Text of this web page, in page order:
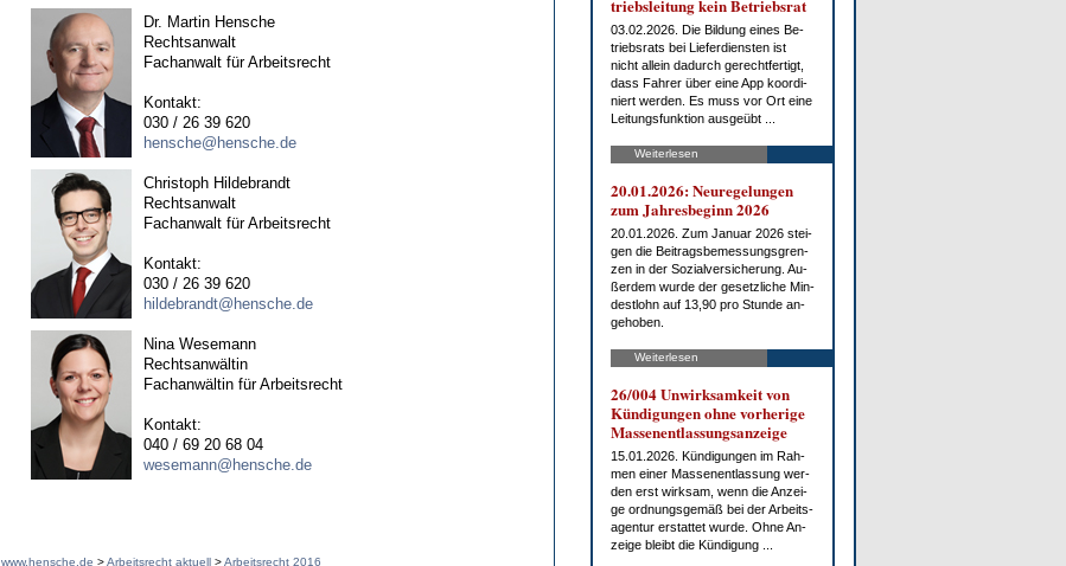
Dr. Martin Hensche
Rechtsanwalt
Fachanwalt für Arbeitsrecht
Kontakt:
030 / 26 39 620
hensche@hensche.de
Christoph Hildebrandt
Rechtsanwalt
Fachanwalt für Arbeitsrecht
Kontakt:
030 / 26 39 620
hildebrandt@hensche.de
Nina Wesemann
Rechtsanwältin
Fachanwältin für Arbeitsrecht
Kontakt:
040 / 69 20 68 04
wesemann@hensche.de
www.hensche.de >Arbeitsrecht aktuell >Arbeitsrecht 2016
triebs­lei­tung kein Be­triebs­rat
03.02.2026. Die Bil­dung ei­nes Be­
triebs­rats bei Lie­fer­diens­ten ist
nicht al­lein da­durch ge­recht­fer­tigt,
dass Fah­rer über ei­ne App ko­or­di­
niert wer­den. Es muss vor Ort ei­ne
Lei­tungs­funk­ti­on aus­ge­übt ...
Weiterlesen
20.01.2026: Neu­re­ge­lun­gen
zum Jah­res­be­ginn 2026
20.01.2026. Zum Ja­nu­ar 2026 stei­
gen die Bei­trags­be­mes­sungs­gren­
zen in der So­zi­al­ver­si­che­rung. Au­
ßer­dem wur­de der ge­setz­li­che Min­
dest­lohn auf 13,90 pro St­un­de an­
ge­ho­ben.
Weiterlesen
26/004 Un­wirk­sam­keit von
Kün­di­gun­gen oh­ne vor­he­ri­ge
Mas­sen­ent­las­sungs­an­zei­ge
15.01.2026. Kün­di­gun­gen im Rah­
men ei­ner Mas­sen­ent­las­sung wer­
den erst wirk­sam, wenn die An­zei­
ge ord­nungs­ge­mäß bei der Ar­beits­
agen­tur er­stat­tet wur­de. Oh­ne An­
zei­ge bleibt die Kün­di­gung ...